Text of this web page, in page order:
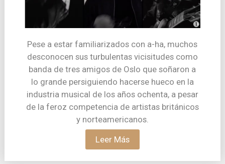
Pese a estar familiarizados con a-ha, muchos
desconocen sus turbulentas vicisitudes como
banda de tres amigos de Oslo que soñaron a
lo grande persiguiendo hacerse hueco en la
industria musical de los años ochenta, a pesar
de la feroz competencia de artistas británicos
y norteamericanos.
Leer Más